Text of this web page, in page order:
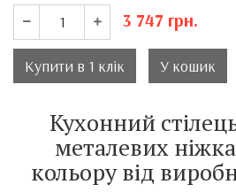
3 747 грн.
Купити в 1 клік У кошик
Кухонний
металевих
кольору від